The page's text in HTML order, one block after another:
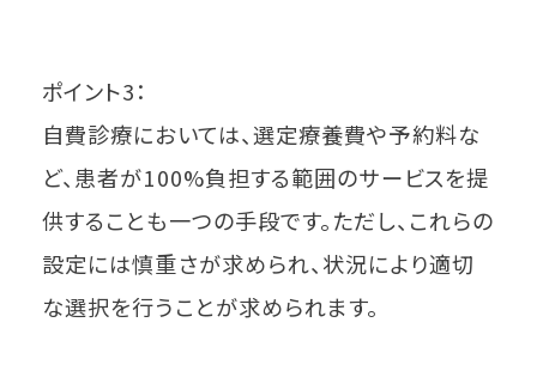
ポイント3：
自費診療においては、選定療養費や予約料な
ど、患者が100%負担する範囲のサービスを提
供することも一つの手段です。ただし、これらの
設定には慎重さが求められ、状況により適切
な選択を行うことが求められます。